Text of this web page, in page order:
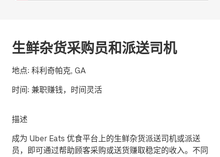
生鲜杂货采购员和派送司机
地点: 科利奇帕克, GA
时间: 兼职赚钱，时间灵活
描述
成为 Uber Eats 优食平台上的生鲜杂货派送司机或派送
员，即可通过帮助顾客采购或送货赚取稳定的收入。不同